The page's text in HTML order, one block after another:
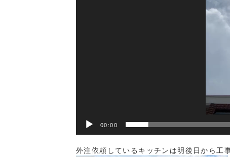
00:00
外注依頼しているキッチンは明後日から工